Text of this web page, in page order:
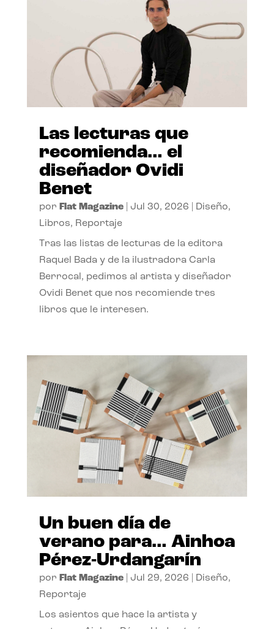
Las lecturas que
recomienda… el
diseñador Ovidi
Benet
por Flat Magazine| Jul 30, 2026 Diseño,
Libros, Reportaje
Tras las listas de lecturas de la editora
Raquel Bada y de la ilustradora Carla
Berrocal, pedimos al artista y diseñador
Ovidi Benet que nos recomiende tres
libros que le interesen.
Un buen día de
verano para… Ainhoa
Pérez-Urdangarín
por Flat Magazine| Jul 29, 2026 Diseño,
Reportaje
Los asientos que hace la artista y